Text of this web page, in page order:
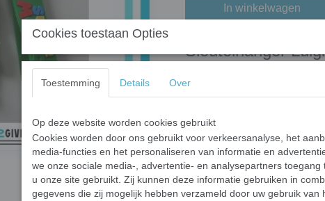
In winkelwagen
Sleutelhanger Luigi
Productcode
Productcode leverancier
Save
Cookies toestaan Opties
Toestemming Details Over
Op deze website worden cookies gebruikt
Cookies worden door ons gebruikt voor verkeersanalyse, het
media-functies en het personaliseren van informatie en
we onze sociale media-, advertentie- en analysepartners toegang
u onze site gebruikt. Zij kunnen deze informatie gebruiken in
gegevens die zij mogelijk hebben verzameld door uw gebruik van